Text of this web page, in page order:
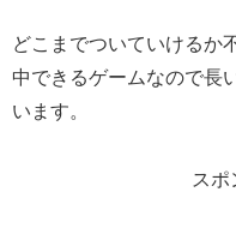
どこまでついていけるか
中できるゲームなので長
います。
スポ